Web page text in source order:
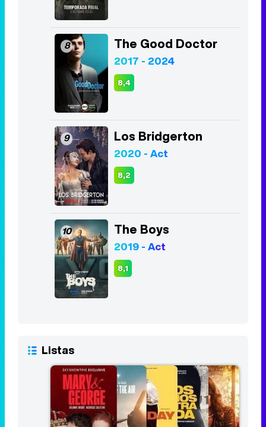
8 The Good Doctor
2017 - 2024
8,4
9 Los Bridgerton
2020 - Act
8,2
10 The Boys
2019 - Act
8,1
Listas